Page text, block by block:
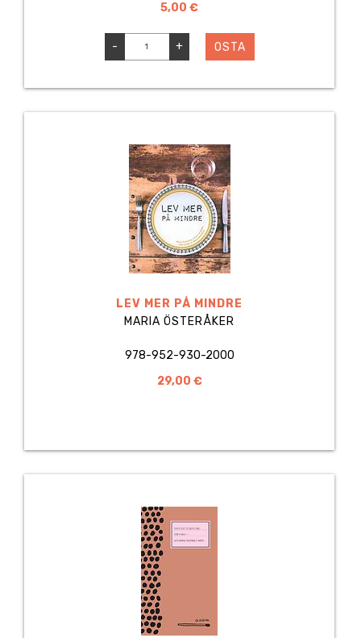
5,00 €
- + OSTA
LEV MER PÅ MINDRE
MARIA ÖSTERÅKER
978-952-930-2000
29,00 €